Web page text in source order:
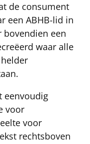
de consument
een ABHB-lid in
een
waar alle
eenvoudig
voor
voor
rechtsboven